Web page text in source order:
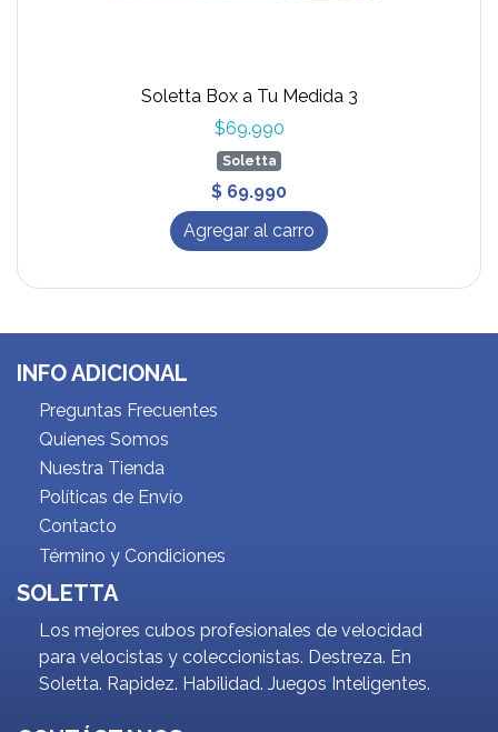
Soletta Box a Tu Medida 3
$69.990
Soletta
$ 69.990
Agregar al carro
INFO ADICIONAL
Preguntas Frecuentes
Quienes Somos
Nuestra Tienda
Políticas de Envío
Contacto
Término y Condiciones
SOLETTA
Los mejores cubos profesionales de velocidad
para velocistas y coleccionistas. Destreza. En
Soletta. Rapidez. Habilidad. Juegos Inteligentes.